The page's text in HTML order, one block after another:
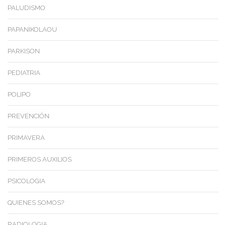
PALUDISMO
PAPANIKOLAOU
PARKISON
PEDIATRIA
POLIPO
PREVENCIÓN
PRIMAVERA
PRIMEROS AUXILIOS
PSICOLOGIA
QUIENES SOMOS?